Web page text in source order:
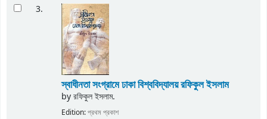
3.
স্বাধীনতা সংগ্রামে ঢাকা বিশ্ববিদ্যালয়রফিকুল ইসলাম
byরফিকুল ইসলাম.
Edition:প্রথম প্রকাশ